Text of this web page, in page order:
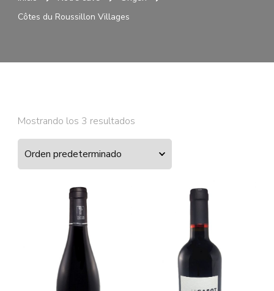
Côtes du Roussillon Villages
Mostrando los 3 resultados